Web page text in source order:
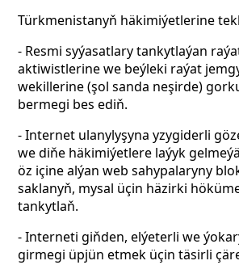
Türkmenistanyň häkimiýetlerine
- Resmi syýasatlary tankytlaýan
aktiwistlerine we beýleki raýat
wekillerine (şol sanda neşirde)
bermegi bes ediň.
- Internet ulanylyşyna yzygiderli
we diňe häkimiýetlere laýyk
öz içine alýan web sahypalaryny
saklanyň, mysal üçin häzirki
tankytlaň.
- Interneti giňden, elýeterli we
girmegi üpjün etmek üçin täsirli